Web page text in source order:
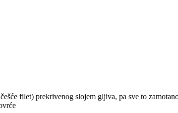
filet) prekrivenog slojem gljiva, pa sve to